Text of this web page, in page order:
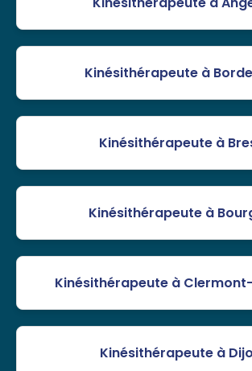
Kinésithérapeute à
Kinésithérapeute à
Kinésithérapeute à
Kinésithérapeute à
Kinésithérapeute à